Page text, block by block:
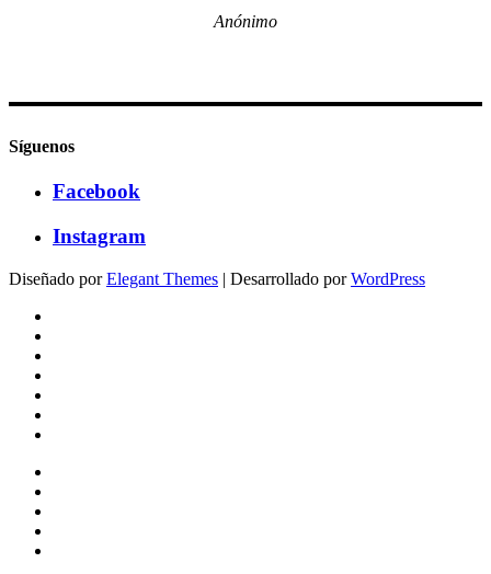
Anónimo
Síguenos
Facebook
Instagram
Diseñado porElegant Themes | Desarrollado porWordPress